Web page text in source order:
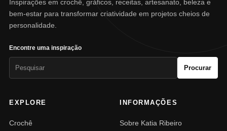
Inspirações em crochê, gráficos, receitas, artesanato, beleza e
bem-estar para transformar criatividade em projetos cheios de
personalidade.
Encontre uma inspiração
Procurar
EXPLORE
Crochê
INFORMAÇÕES
Sobre Katia Ribeiro